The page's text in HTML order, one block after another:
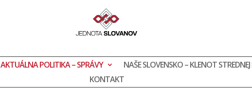
AKTUÁLNA POLITIKA – SPRÁVY NAŠE SLOVENSKO – KLENOT
KONTAKT